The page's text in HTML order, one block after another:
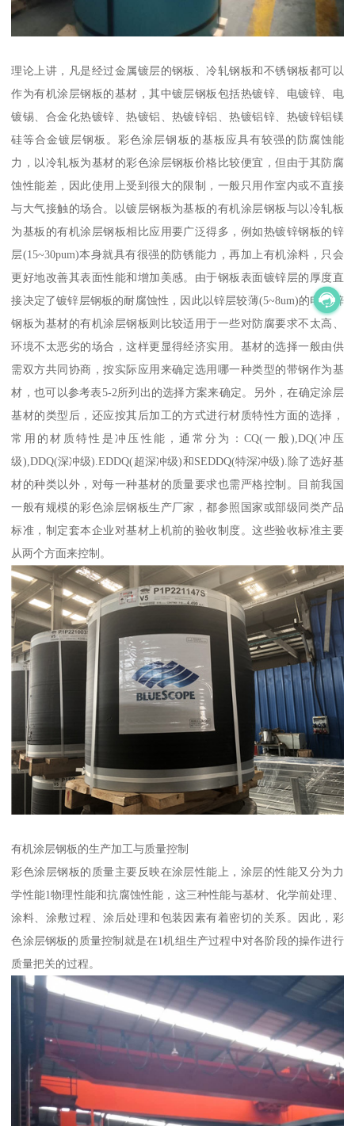
理论上讲，凡是经过金属镀层的钢板、冷轧钢板和不锈钢板都可以
作为有机涂层钢板的基材，其中镀层钢板包括热镀锌、电镀锌、电
镀锡、合金化热镀锌、热镀铝、热镀锌铝、热镀铝锌、热镀锌铝镁
硅等合金镀层钢板。彩色涂层钢板的基板应具有较强的防腐蚀能
力，以冷轧板为基材的彩色涂层钢板价格比较便宜，但由于其防腐
蚀性能差，因此使用上受到很大的限制，一般只用作室内或不直接
与大气接触的场合。以镀层钢板为基板的有机涂层钢板与以冷轧板
为基板的有机涂层钢板相比应用要广泛得多，例如热镀锌钢板的锌
层(15~30pum)本身就具有很强的防锈能力，再加上有机涂料，只会
更好地改善其表面性能和增加美感。由于钢板表面镀锌层的厚度直
接决定了镀锌层钢板的耐腐蚀性，因此以锌层较薄(5~8um)的电镀锌
钢板为基材的有机涂层钢板则比较适用于一些对防腐要求不太高、
环境不太恶劣的场合，这样更显得经济实用。基材的选择一般由供
需双方共同协商，按实际应用来确定选用哪一种类型的带钢作为基
材，也可以参考表5-2所列出的选择方案来确定。另外，在确定涂层
基材的类型后，还应按其后加工的方式进行材质特性方面的选择，
常用的材质特性是冲压性能，通常分为：CQ(一般),DQ(冲压
级),DDQ(深冲级).EDDQ(超深冲级)和SEDDQ(特深冲级).除了选好基
材的种类以外，对每一种基材的质量要求也需严格控制。目前我国
一般有规模的彩色涂层钢板生产厂家，都参照国家或部级同类产品
标准，制定套本企业对基材上机前的验收制度。这些验收标准主要
从两个方面来控制。
有机涂层钢板的生产加工与质量控制
彩色涂层钢板的质量主要反映在涂层性能上，涂层的性能又分为力
学性能1物理性能和抗腐蚀性能，这三种性能与基材、化学前处理、
涂料、涂敷过程、涂后处理和包装因素有着密切的关系。因此，彩
色涂层钢板的质量控制就是在1机组生产过程中对各阶段的操作进行
质量把关的过程。